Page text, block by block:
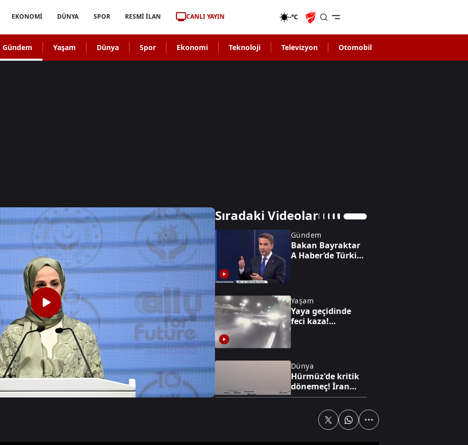
EKONOMİ DÜNYA SPOR RESMİ İLAN CANLI YAYIN -°C
Gündem Yaşam Dünya Spor Ekonomi Teknoloji Televizyon Otomobil
Sıradaki Videolar
Gündem
Bakan Bayraktar
A Haber’de Türkiye
Türk gazında
Yaşam
Yaya geçidinde
feci kaza!
Dünya
Hürmüz'de kritik
dönemeç! İran
taviz mi verdi? A
CHP'li başkanın